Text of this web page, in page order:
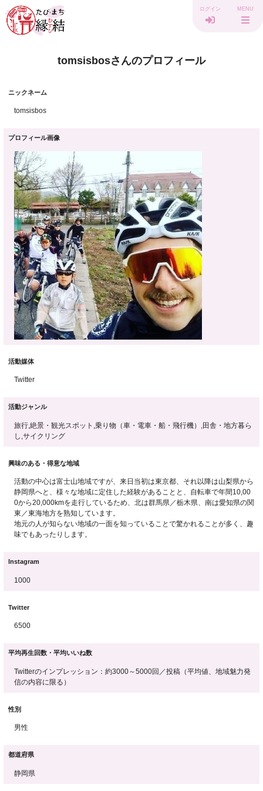
ログイン MENU
tomsisbosさんのプロフィール
ニックネーム
tomsisbos
プロフィール画像
活動媒体
Twitter
活動ジャンル
旅行,絶景・観光スポット,乗り物（車・電車・船・飛行機）,田舎・地方暮ら
し,サイクリング
興味のある・得意な地域
活動の中心は富士山地域ですが、来日当初は東京都、それ以降は山梨県から
静岡県へと、様々な地域に定住した経験があることと、自転車で年間10,00
0から20,000kmを走行しているため、北は群馬県／栃木県、南は愛知県の関
東／東海地方を熟知しています。
地元の人が知らない地域の一面を知っていることで驚かれることが多く、趣
味でもあったりします。
Instagram
1000
Twitter
6500
平均再生回数・平均いいね数
Twitterのインプレッション：約3000～5000回／投稿（平均値、地域魅力発
信の内容に限る）
性別
男性
都道府県
静岡県